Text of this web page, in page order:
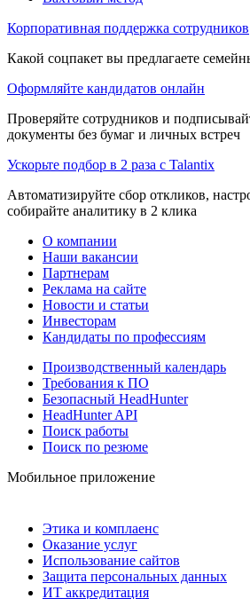
Корпоративная поддержка сотрудников
Какой соцпакет вы предлагаете
Оформляйте кандидатов онлайн
Проверяйте сотрудников и
документы без бумаг и личных встреч
Ускорьте подбор в 2 раза с Talantix
Автоматизируйте сбор откликов,
собирайте аналитику в 2 клика
О компании
Наши вакансии
Партнерам
Реклама на сайте
Новости и статьи
Инвесторам
Кандидаты по профессиям
Производственный календарь
Требования к ПО
Безопасный HeadHunter
HeadHunter API
Поиск работы
Поиск по резюме
Мобильное приложение
Этика и комплаенс
Оказание услуг
Использование сайтов
Защита персональных данных
ИТ аккредитация